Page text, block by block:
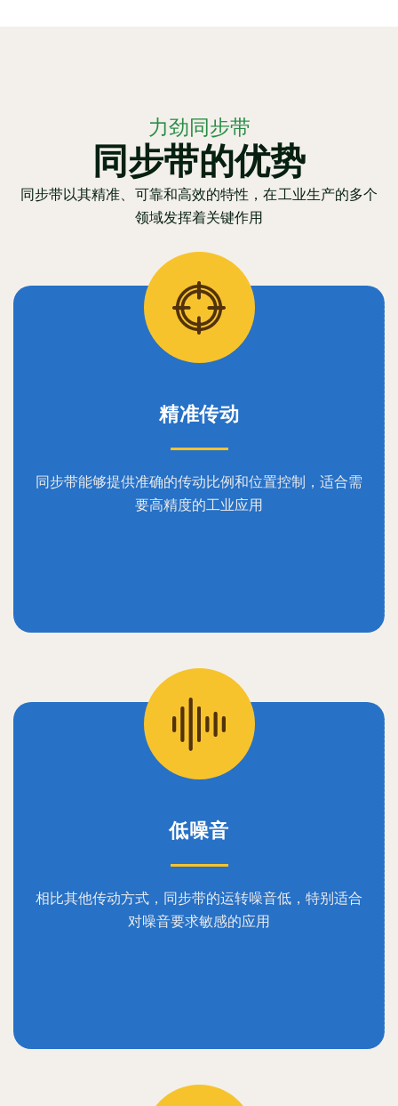
力劲同步带
同步带的优势
同步带以其精准、可靠和高效的特性，在工业生产的多个
领域发挥着关键作用
精准传动
同步带能够提供准确的传动比例和位置控制，适合需
要高精度的工业应用
低噪音
相比其他传动方式，同步带的运转噪音低，特别适合
对噪音要求敏感的应用